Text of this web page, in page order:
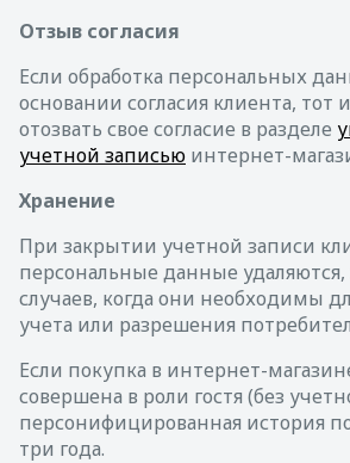
Отзыв согласия
Если обработка персональных
основании согласия клиента, тот
отозвать свое согласие в разделе
учетной записью интернет-
Хранение
При закрытии учетной записи
персональные данные
случаев, когда они необходимы
учета или разрешения
Если покупка в интернет-
совершена в роли гостя (без
персонифицированная история
три года.